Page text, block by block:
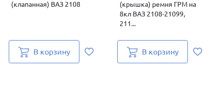
(клапанная) ВАЗ 2108
В корзину
(крышка) ремня ГРМ на
8кл ВАЗ 2108-21099,
211...
В корзину